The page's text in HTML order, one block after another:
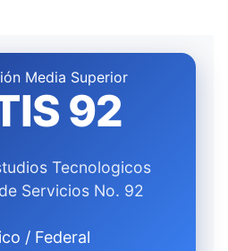
Media Superior
92
Tecnologicos
Servicios No. 92
/ Federal